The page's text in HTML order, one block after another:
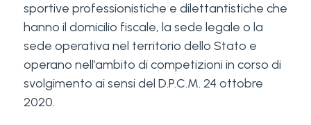
sportive professionistiche e dilettantistiche che
hanno il domicilio fiscale, la sede legale o la
sede operativa nel territorio dello Stato e
operano nell’ambito di competizioni in corso di
svolgimento ai sensi del D.P.C.M. 24 ottobre
2020.